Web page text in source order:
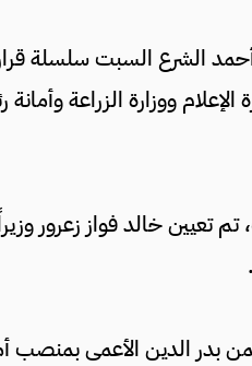
الشرع السبت سلسلة
ووزارة الزراعة
تعيين خالد فواز زعرور
بدر الدين الأعمى بمنصب